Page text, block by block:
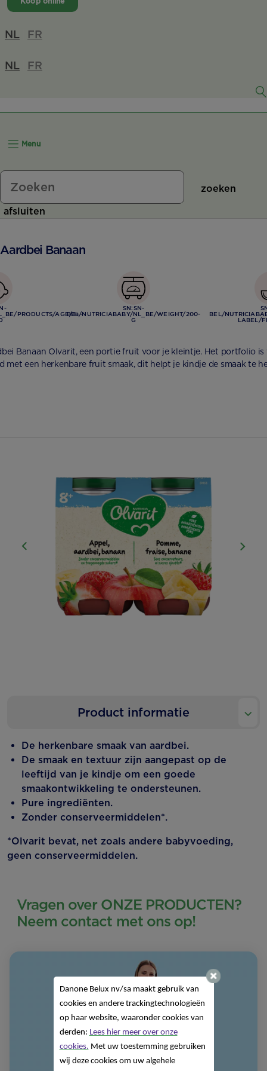
NL FR
NL FR
Menu
zoeken
afsluiten
Banaan
PRODUCTS/AGE/8+-
SN:SN-
BEL/NUTRICIABABY/NL_BE/WEIGHT/200-
G
BEL/
LABEL/
Banaan Olvarit, een portie fruit voor je kleintje. Het portfolio is
met een herkenbare fruit smaak, dit helpt je kindje de smaak te
Product informatie
De herkenbare smaak van aardbei.
De smaak en textuur zijn aangepast op de
leeftijd van je kindje om een goede
smaakontwikkeling te ondersteunen.
Pure ingrediënten.
Zonder conserveermiddelen*.
*Olvarit bevat, net zoals andere babyvoeding,
geen conserveermiddelen.
Vragen over ONZE PRODUCTEN?
Neem contact met ons op!
Danone Belux nv/sa maakt gebruik van
cookies en andere trackingtechnologieën
op haar website, waaronder cookies van
derden: Lees hier meer over onze
cookies. Met uw toestemming gebruiken
wij deze cookies om uw algehele